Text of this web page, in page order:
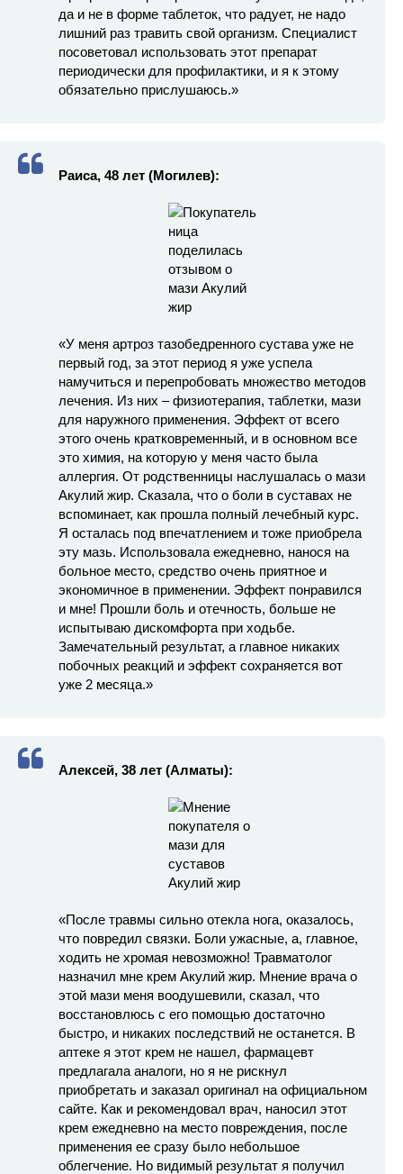
да и не в форме таблеток, что радует, не надо
лишний раз травить свой организм. Специалист
посоветовал использовать этот препарат
периодически для профилактики, и я к этому
обязательно прислушаюсь.»
Раиса, 48 лет (Могилев):
«У меня артроз тазобедренного сустава уже не
первый год, за этот период я уже успела
намучиться и перепробовать множество методов
лечения. Из них – физиотерапия, таблетки, мази
для наружного применения. Эффект от всего
этого очень кратковременный, и в основном все
это химия, на которую у меня часто была
аллергия. От родственницы наслушалась о мази
Акулий жир. Сказала, что о боли в суставах не
вспоминает, как прошла полный лечебный курс.
Я осталась под впечатлением и тоже приобрела
эту мазь. Использовала ежедневно, нанося на
больное место, средство очень приятное и
экономичное в применении. Эффект понравился
и мне! Прошли боль и отечность, больше не
испытываю дискомфорта при ходьбе.
Замечательный результат, а главное никаких
побочных реакций и эффект сохраняется вот
уже 2 месяца.»
Алексей, 38 лет (Алматы):
«После травмы сильно отекла нога, оказалось,
что повредил связки. Боли ужасные, а, главное,
ходить не хромая невозможно! Травматолог
назначил мне крем Акулий жир. Мнение врача о
этой мази меня воодушевили, сказал, что
восстановлюсь с его помощью достаточно
быстро, и никаких последствий не останется. В
аптеке я этот крем не нашел, фармацевт
предлагала аналоги, но я не рискнул
приобретать и заказал оригинал на официальном
сайте. Как и рекомендовал врач, наносил этот
крем ежедневно на место повреждения, после
применения ее сразу было небольшое
облегчение. Но видимый результат я получил